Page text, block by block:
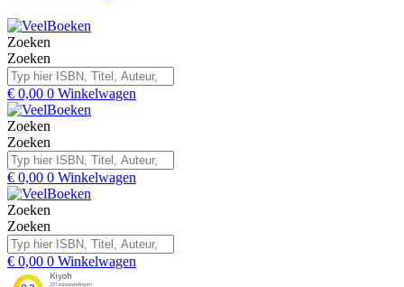
Zoeken
Zoeken
€ 0,00 0 Winkelwagen
Zoeken
Zoeken
€ 0,00 0 Winkelwagen
Zoeken
Zoeken
€ 0,00 0 Winkelwagen